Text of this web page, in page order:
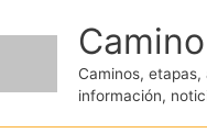
contenido
Caminos,
información,